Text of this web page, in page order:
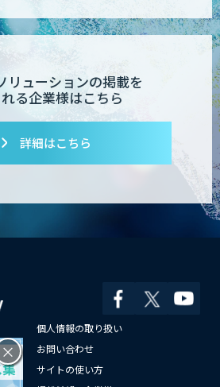
リューションの掲載を
る企業様はこちら
詳細はこちら
個人情報の取り扱い
お問い合わせ
サイトの使い方
×